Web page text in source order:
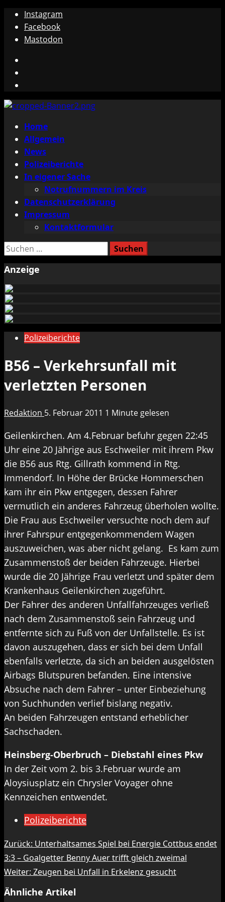
Zum
Inhalt
springen
Instagram
Facebook
Mastodon
Primäres
Menü
Home
Allgemein
News
Polizeiberichte
In eigener Sache
Notrufnummern im Kreis
Datenschutzerklärung
Impressum
Kontaktformular
Suchen
Anzeige
Polizeiberichte
B56 – Verkehrsunfall mit
verletzten Personen
Redaktion 5. Februar 2011 1 Minute gelesen
Geilenkirchen. Am 4.Februar befuhr gegen 22:45
Uhr eine 20 Jährige aus Eschweiler mit ihrem Pkw
die B56 aus Rtg. Gillrath kommend in Rtg.
Immendorf. In Höhe der Brücke Hommerschen
kam ihr ein Pkw entgegen, dessen Fahrer
vermutlich ein anderes Fahrzeug überholen wollte.
Die Frau aus Eschweiler versuchte noch dem auf
ihrer Fahrspur entgegenkommendem Wagen
auszuweichen, was aber nicht gelang. Es kam zum
Zusammenstoß der beiden Fahrzeuge. Hierbei
wurde die 20 Jährige Frau verletzt und später dem
Krankenhaus Geilenkirchen zugeführt.
Der Fahrer des anderen Unfallfahrzeuges verließ
nach dem Zusammenstoß sein Fahrzeug und
entfernte sich zu Fuß von der Unfallstelle. Es ist
davon auszugehen, dass er sich bei dem Unfall
ebenfalls verletzte, da sich an beiden ausgelösten
Airbags Blutspuren befanden. Eine intensive
Absuche nach dem Fahrer – unter Einbeziehung
von Suchhunden verlief bislang negativ.
An beiden Fahrzeugen entstand erheblicher
Sachschaden.
Heinsberg-Oberbruch – Diebstahl eines Pkw
In der Zeit vom 2. bis 3.Februar wurde am
Aloysiusplatz ein Chrysler Voyager ohne
Kennzeichen entwendet.
Polizeiberichte
Beitragsnavigation
Zurück: Unterhaltsames Spiel bei Energie Cottbus endet
3:3 – Goalgetter Benny Auer trifft gleich zweimal
Weiter: Zeugen bei Unfall in Erkelenz gesucht
Ähnliche Artikel